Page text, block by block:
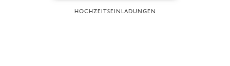
HOCHZEITSEINLADUNGEN